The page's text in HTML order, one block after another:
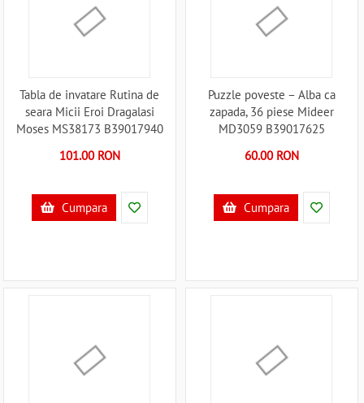
Tabla de invatare Rutina de
seara Micii Eroi Dragalasi
Moses MS38173 B39017940
101.00 RON
Cumpara
Puzzle poveste – Alba ca
zapada, 36 piese Mideer
MD3059 B39017625
60.00 RON
Cumpara